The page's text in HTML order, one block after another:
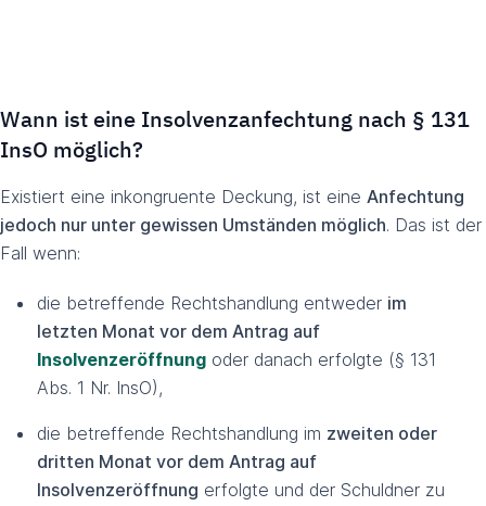
Wann ist eine Insolvenzanfechtung nach § 131
InsO möglich?
Existiert eine inkongruente Deckung, ist eine Anfechtung
jedoch nur unter gewissen Umständen möglich. Das ist der
Fall wenn:
die betreffende Rechtshandlung entweder im
letzten Monat vor dem Antrag auf
Insolvenzeröffnung oder danach erfolgte (§ 131
Abs. 1 Nr. InsO),
die betreffende Rechtshandlung im zweiten oder
dritten Monat vor dem Antrag auf
Insolvenzeröffnung erfolgte und der Schuldner zu